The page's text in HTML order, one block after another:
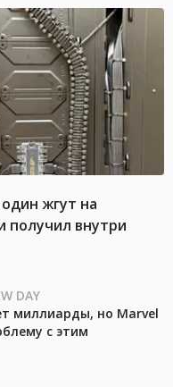
жгут на
получил внутри
DAY
миллиарды, но Marvel
с этим